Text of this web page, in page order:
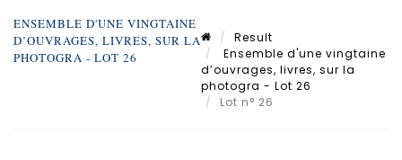
ENSEMBLE D'UNE VINGTAINE
D’OUVRAGES, LIVRES, SUR LA
PHOTOGRA - LOT 26
Result
Ensemble d'une vingtaine
d’ouvrages, livres, sur la
photogra - Lot 26
Lot n° 26